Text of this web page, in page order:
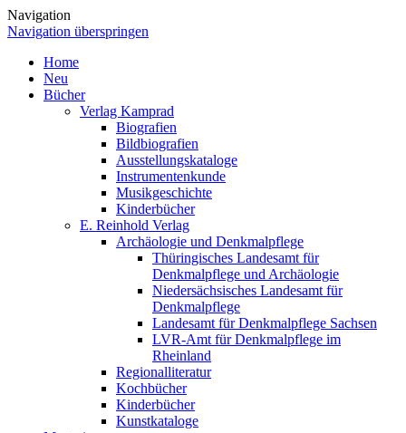
Navigation
Navigation überspringen
Home
Neu
Bücher
Verlag Kamprad
Biografien
Bildbiografien
Ausstellungskataloge
Instrumentenkunde
Musikgeschichte
Kinderbücher
E. Reinhold Verlag
Archäologie und Denkmalpflege
Thüringisches Landesamt für
Denkmalpflege und Archäologie
Niedersächsisches Landesamt für
Denkmalpflege
Landesamt für Denkmalpflege Sachsen
LVR-Amt für Denkmalpflege im
Rheinland
Regionalliteratur
Kochbücher
Kinderbücher
Kunstkataloge